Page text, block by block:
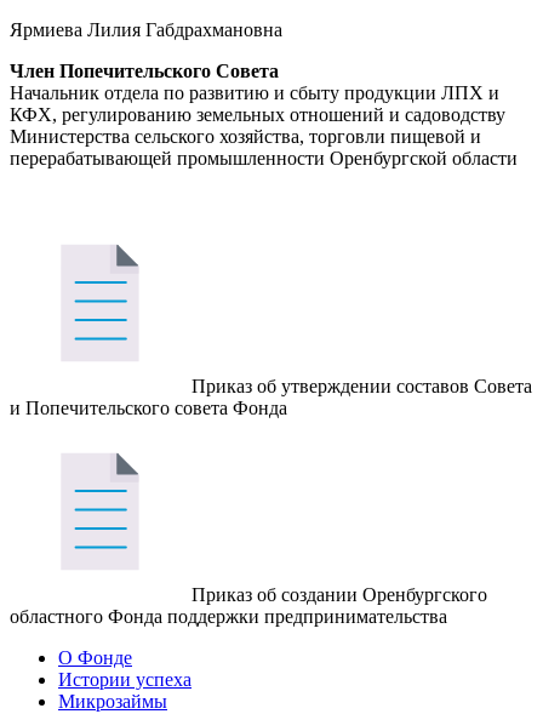
Ярмиева Лилия Габдрахмановна
Член Попечительского Совета
Начальник отдела по развитию и сбыту продукции ЛПХ и
КФХ, регулированию земельных отношений и садоводству
Министерства сельского хозяйства, торговли пищевой и
перерабатывающей промышленности Оренбургской области
Приказ об утверждении составов Совета
и Попечительского совета Фонда
Приказ об создании Оренбургского
областного Фонда поддержки предпринимательства
О Фонде
Истории успеха
Микрозаймы